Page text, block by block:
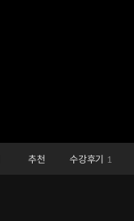
추천 수강후기 1